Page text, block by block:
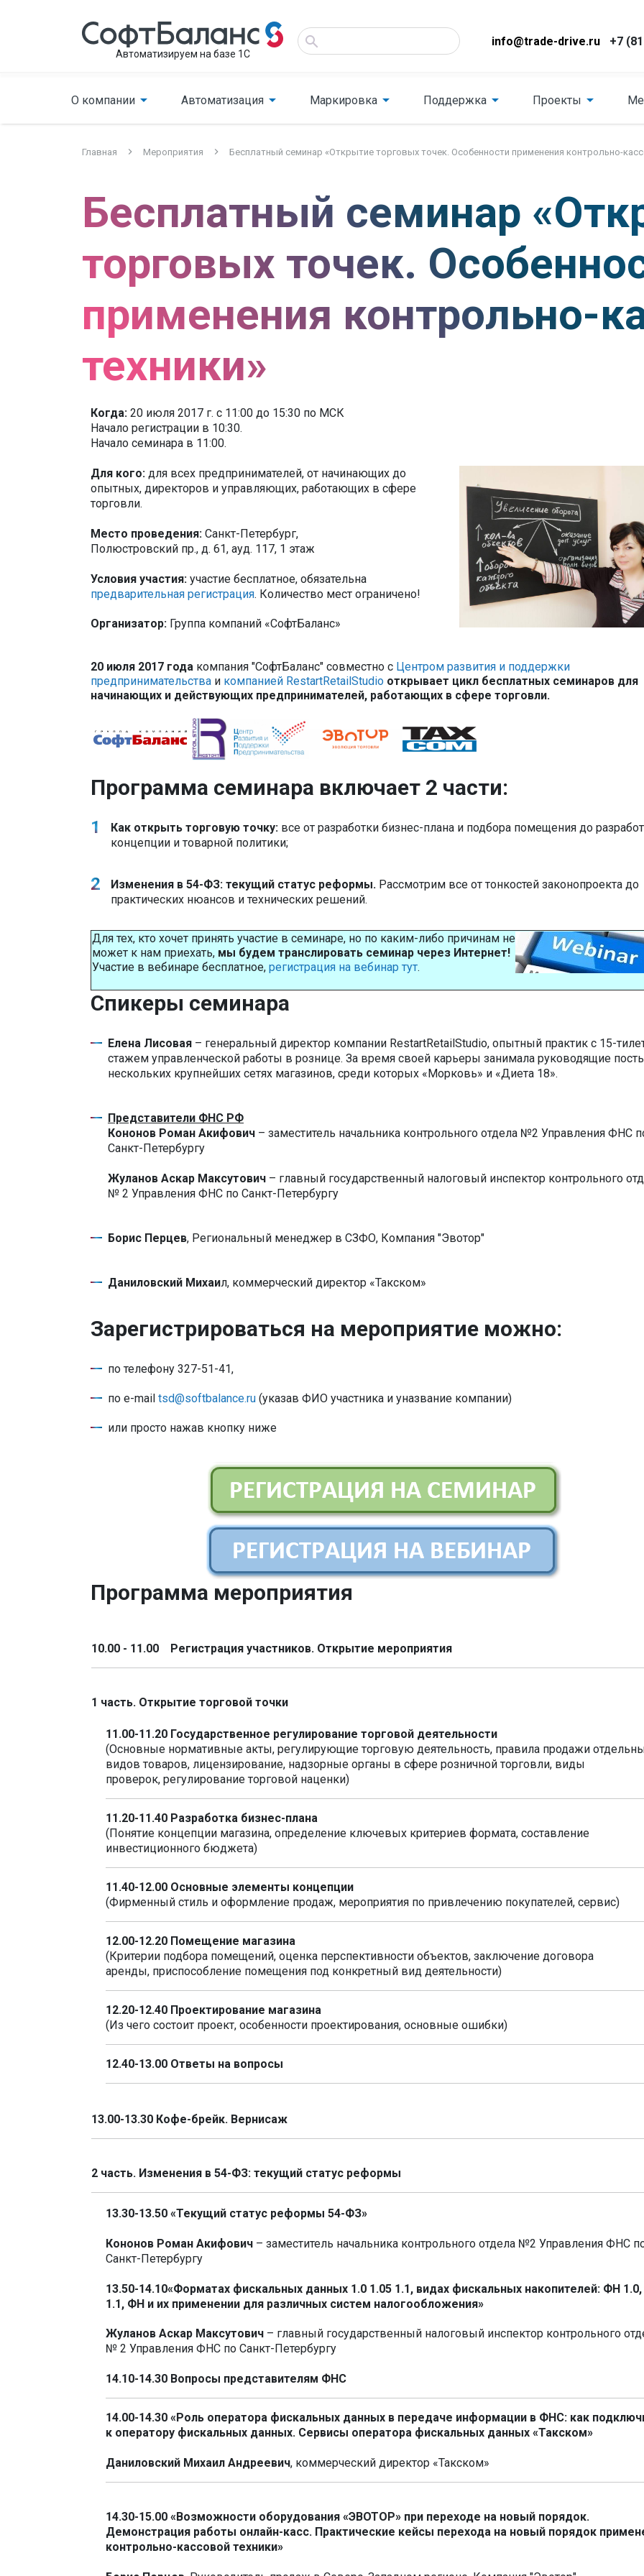
Автоматизируем на базе 1С
info@trade-drive.ru +7
О компании Автоматизация Маркировка Поддержка Проекты
Главная Мероприятия Бесплатный семинар «Открытие торговых точек. Особенности применения контрольно-
Бесплатный семинар
торговых точек.
применения контрольно-
техники»
Когда: 20 июля 2017 г. c 11:00 до 15:30 по МСК
Начало регистрации в 10:30.
Начало семинара в 11:00.
Для кого: для всех предпринимателей, от начинающих до
опытных, директоров и управляющих, работающих в сфере
торговли.
Место проведения: Санкт-Петербург,
Полюстровский пр., д. 61, ауд. 117, 1 этаж
Условия участия: участие бесплатное, обязательна
предварительная регистрация. Количество мест ограничено!
Организатор: Группа компаний «СофтБаланс»
20 июля 2017 года компания "СофтБаланс" совместно с Центром развития и поддержки
предпринимательства и компанией RestartRetailStudio открывает цикл бесплатных семинаров для
начинающих и действующих предпринимателей, работающих в сфере торговли.
Программа семинара включает 2 части:
Как открыть торговую точку: все от разработки бизнес-плана и подбора помещения до
концепции и товарной политики;
Изменения в 54-ФЗ: текущий статус реформы. Рассмотрим все от тонкостей законопроекта до
практических нюансов и технических решений.
Для тех, кто хочет принять участие в семинаре, но по каким-либо причинам не
может к нам приехать, мы будем транслировать семинар через Интернет!
Участие в вебинаре бесплатное, регистрация на вебинар тут.
Спикеры семинара
Елена Лисовая – генеральный директор компании RestartRetailStudio, опытный практик с 15-
стажем управленческой работы в рознице. За время своей карьеры занимала руководящие
нескольких крупнейших сетях магазинов, среди которых «Морковь» и «Диета 18».
Представители ФНС РФ
Кононов Роман Акифович – заместитель начальника контрольного отдела №2 Управления ФНС
Санкт-Петербургу
Жуланов Аскар Максутович – главный государственный налоговый инспектор контрольного
№ 2 Управления ФНС по Санкт-Петербургу
Борис Перцев, Региональный менеджер в СЗФО, Компания "Эвотор"
Даниловский Михаил, коммерческий директор «Такском»
Зарегистрироваться на мероприятие можно:
по телефону 327-51-41,
по e-mail tsd@softbalance.ru (указав ФИО участника и уназвание компании)
или просто нажав кнопку ниже
Программа мероприятия
10.00 - 11.00 Регистрация участников. Открытие мероприятия
1 часть. Открытие торговой точки
11.00-11.20 Государственное регулирование торговой деятельности
(Основные нормативные акты, регулирующие торговую деятельность, правила продажи
видов товаров, лицензирование, надзорные органы в сфере розничной торговли, виды
проверок, регулирование торговой наценки)
11.20-11.40 Разработка бизнес-плана
(Понятие концепции магазина, определение ключевых критериев формата, составление
инвестиционного бюджета)
11.40-12.00 Основные элементы концепции
(Фирменный стиль и оформление продаж, мероприятия по привлечению покупателей, сервис)
12.00-12.20 Помещение магазина
(Критерии подбора помещений, оценка перспективности объектов, заключение договора
аренды, приспособление помещения под конкретный вид деятельности)
12.20-12.40 Проектирование магазина
(Из чего состоит проект, особенности проектирования, основные ошибки)
12.40-13.00 Ответы на вопросы
13.00-13.30 Кофе-брейк. Вернисаж
2 часть. Изменения в 54-ФЗ: текущий статус реформы
13.30-13.50 «Текущий статус реформы 54-ФЗ»
Кононов Роман Акифович – заместитель начальника контрольного отдела №2 Управления ФНС
Санкт-Петербургу
13.50-14.10«Форматах фискальных данных 1.0 1.05 1.1, видах фискальных накопителей: ФН
1.1, ФН и их применении для различных систем налогообложения»
Жуланов Аскар Максутович – главный государственный налоговый инспектор контрольного
№ 2 Управления ФНС по Санкт-Петербургу
14.10-14.30 Вопросы представителям ФНС
14.00-14.30 «Роль оператора фискальных данных в передаче информации в ФНС: как
к оператору фискальных данных. Сервисы оператора фискальных данных «Такском»
Даниловский Михаил Андреевич, коммерческий директор «Такском»
14.30-15.00 «Возможности оборудования «ЭВОТОР» при переходе на новый порядок.
Демонстрация работы онлайн-касс. Практические кейсы перехода на новый порядок
контрольно-кассовой техники»